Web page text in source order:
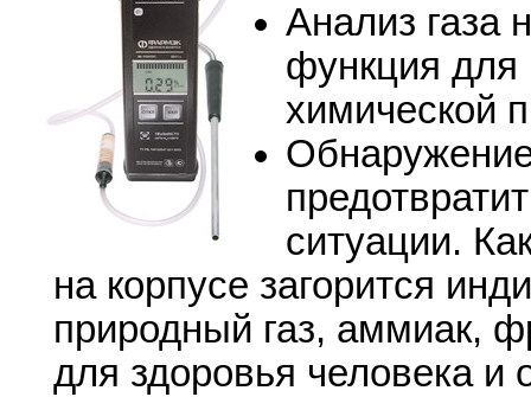
Анализ газа
функция для
химической
ситуации.
на корпусе загорится
природный газ, аммиак,
для здоровья человека